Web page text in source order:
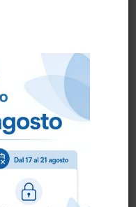
478161oppure
.
disposizione.
GIALLO